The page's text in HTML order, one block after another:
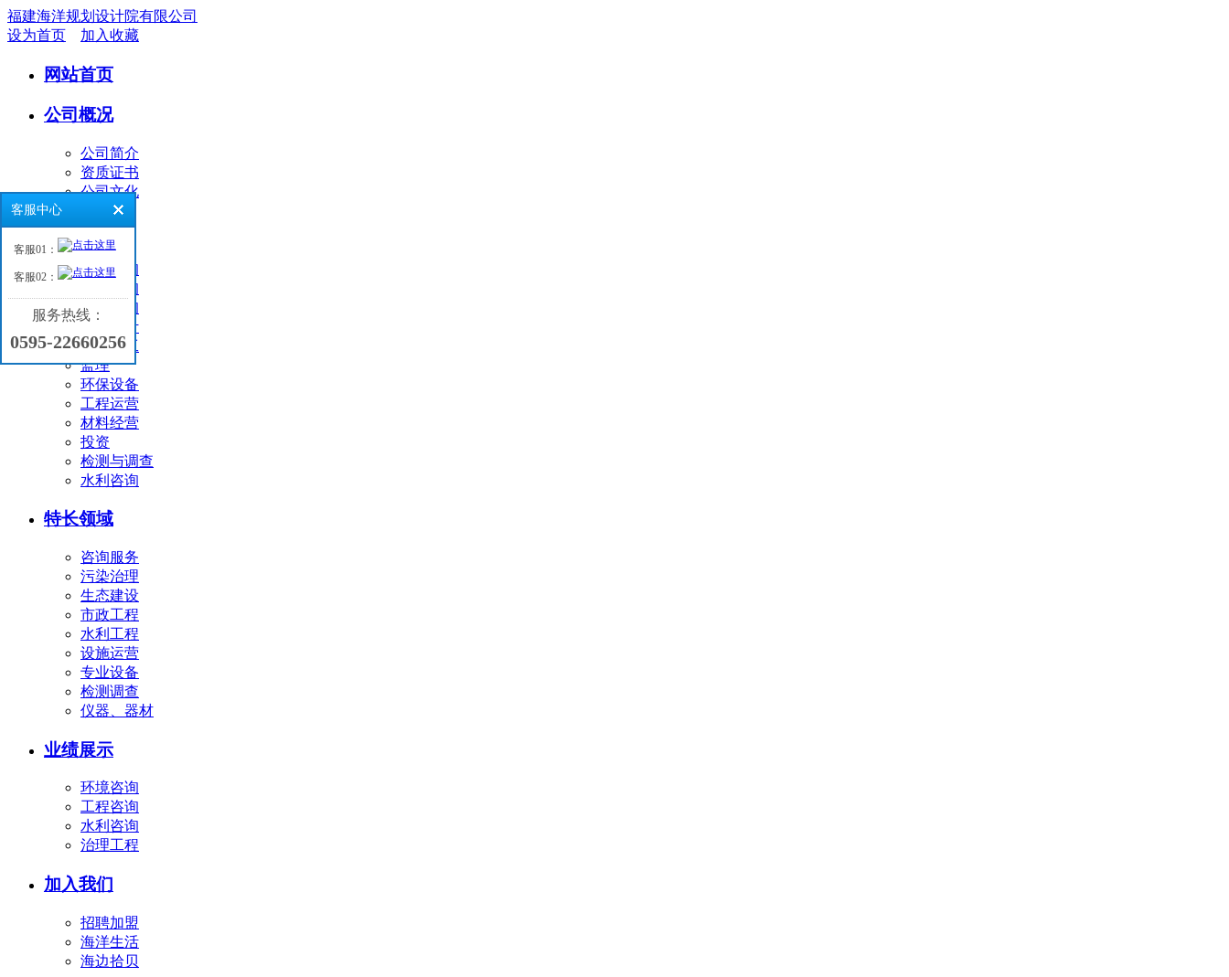
福建海洋规划设计院有限公司
设为首页
加入收藏
网站首页
公司概况
公司简介
资质证书
公司文化
业务领域
环境咨询
工程咨询
海洋咨询
工程设计
工程施工
监理
环保设备
工程运营
材料经营
投资
检测与调查
水利咨询
特长领域
咨询服务
污染治理
生态建设
市政工程
水利工程
设施运营
专业设备
检测调查
仪器、器材
业绩展示
环境咨询
工程咨询
水利咨询
治理工程
加入我们
招聘加盟
海洋生活
海边拾贝
客服中心
客服01：
客服02：
服务热线：
0595-22660256